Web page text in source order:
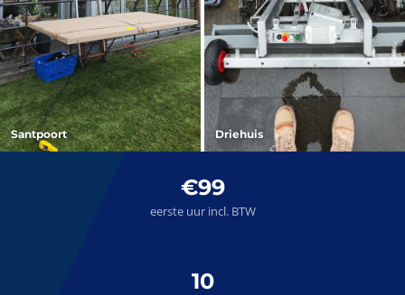
Santpoort Driehuis
€99
eerste uur incl. BTW
10